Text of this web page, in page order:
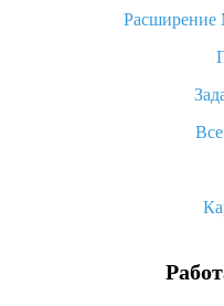
«AliExpress Standard
как
Как покупать
Что делать, если не
Расширение